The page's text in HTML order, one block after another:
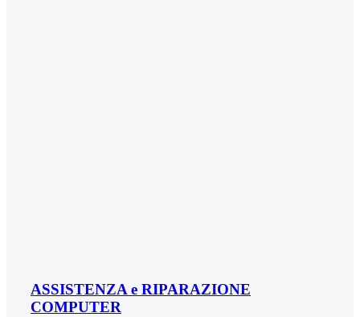
ASSISTENZA e RIPARAZIONE
COMPUTER